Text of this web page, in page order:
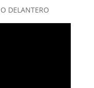
DELANTERO